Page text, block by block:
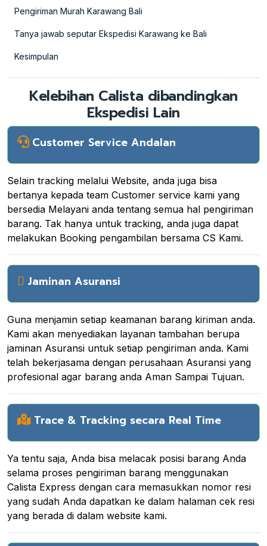
Pengiriman Murah Karawang Bali
Tanya jawab seputar Ekspedisi Karawang ke Bali
Kesimpulan
Kelebihan Calista dibandingkan
Ekspedisi Lain
Customer Service Andalan
Selain tracking melalui Website, anda juga bisa
bertanya kepada team Customer service kami yang
bersedia Melayani anda tentang semua hal pengiriman
barang. Tak hanya untuk tracking, anda juga dapat
melakukan Booking pengambilan bersama CS Kami.
Jaminan Asuransi
Guna menjamin setiap keamanan barang kiriman anda.
Kami akan menyediakan layanan tambahan berupa
jaminan Asuransi untuk setiap pengiriman anda. Kami
telah bekerjasama dengan perusahaan Asuransi yang
profesional agar barang anda Aman Sampai Tujuan.
Trace & Tracking secara Real Time
Ya tentu saja, Anda bisa melacak posisi barang Anda
selama proses pengiriman barang menggunakan
Calista Express dengan cara memasukkan nomor resi
yang sudah Anda dapatkan ke dalam halaman cek resi
yang berada di dalam website kami.